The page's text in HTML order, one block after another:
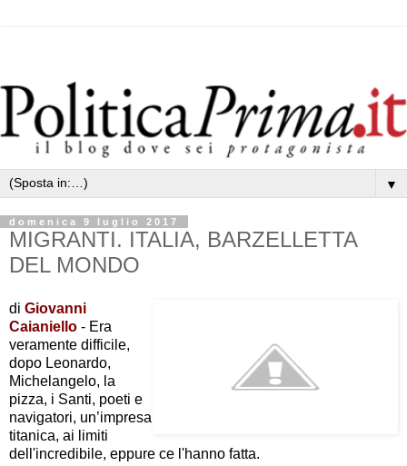
▼
domenica 9 luglio 2017
MIGRANTI. ITALIA, BARZELLETTA
DEL MONDO
di Giovanni
Caianiello - Era
veramente difficile,
dopo Leonardo,
Michelangelo, la
pizza, i Santi, poeti e
navigatori, un’impresa
titanica, ai limiti
dell'incredibile, eppure ce l'hanno fatta.